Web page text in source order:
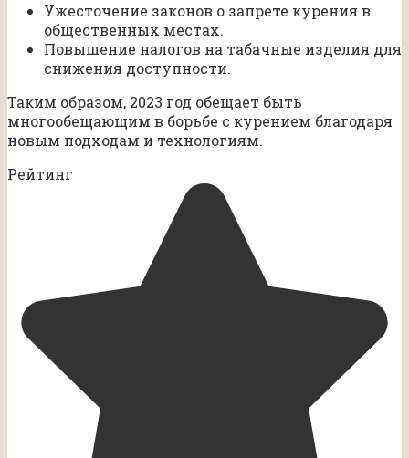
Ужесточение законов о запрете курения в
общественных местах.
Повышение налогов на табачные изделия для
снижения доступности.
Таким образом, 2023 год обещает быть
многообещающим в борьбе с курением благодаря
новым подходам и технологиям.
Рейтинг